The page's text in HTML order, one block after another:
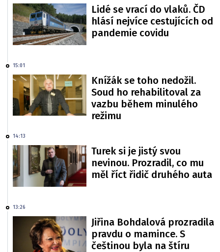
Lidé se vrací do vlaků. ČD
hlásí nejvíce cestujících od
pandemie covidu
15:01
Knížák se toho nedožil.
Soud ho rehabilitoval za
vazbu během minulého
režimu
14:13
Turek si je jistý svou
nevinou. Prozradil, co mu
měl říct řidič druhého auta
13:26
Jiřina Bohdalová prozradila
pravdu o mamince. S
češtinou byla na štíru